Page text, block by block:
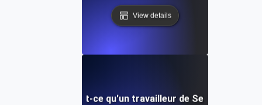
View details
Qu'est-ce qu'un travailleur de Service?